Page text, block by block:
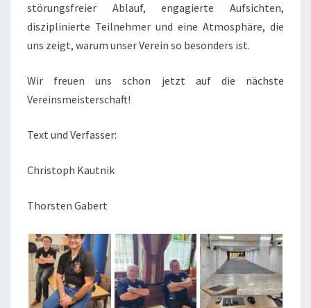
störungsfreier Ablauf, engagierte Aufsichten,
disziplinierte Teilnehmer und eine Atmosphäre, die
uns zeigt, warum unser Verein so besonders ist.
Wir freuen uns schon jetzt auf die nächste
Vereinsmeisterschaft!
Text und Verfasser:
Christoph Kautnik
Thorsten Gabert